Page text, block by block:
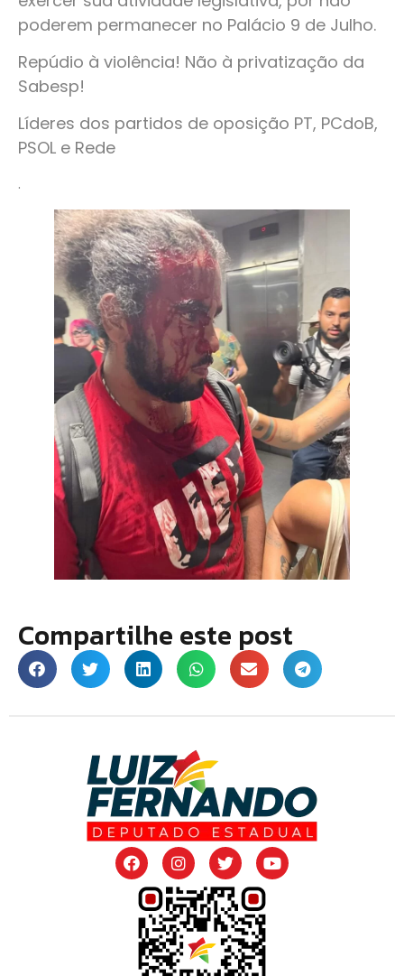
poderem permanecer no Palácio 9 de Julho.
Repúdio à violência! Não à privatização da
Sabesp!
Líderes dos partidos de oposição PT, PCdoB,
PSOL e Rede
.
Compartilhe este post